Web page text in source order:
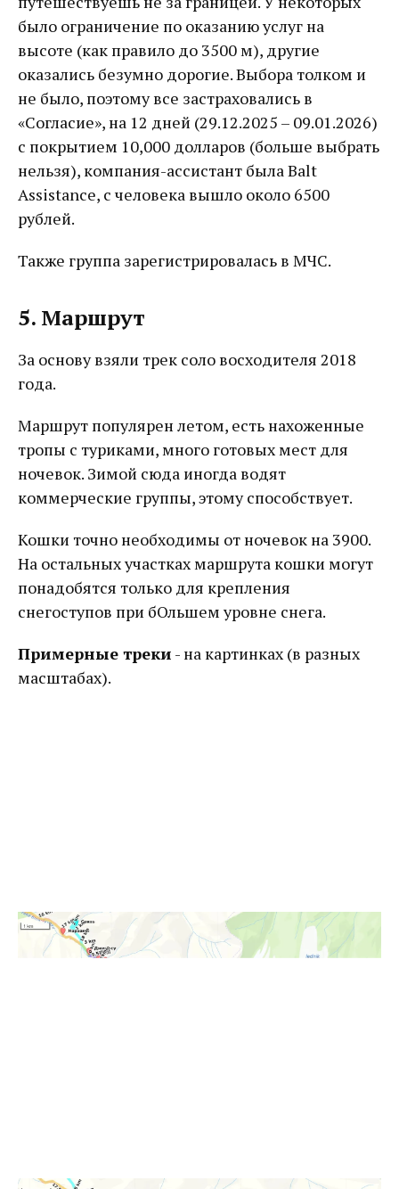
было ограничение по оказанию услуг на
высоте (как правило до 3500 м), другие
оказались безумно дорогие. Выбора толком и
не было, поэтому все застраховались в
«Согласие», на 12 дней (29.12.2025 – 09.01.2026)
с покрытием 10,000 долларов (больше выбрать
нельзя), компания-ассистант была Balt
Assistance, с человека вышло около 6500
рублей.
Также группа зарегистрировалась в МЧС.
5. Маршрут
За основу взяли трек соло восходителя 2018
года.
Маршрут популярен летом, есть нахоженные
тропы с туриками, много готовых мест для
ночевок. Зимой сюда иногда водят
коммерческие группы, этому способствует.
Кошки точно необходимы от ночевок на 3900.
На остальных участках маршрута кошки могут
понадобятся только для крепления
снегоступов при бОльшем уровне снега.
Примерные треки - на картинках (в разных
масштабах).